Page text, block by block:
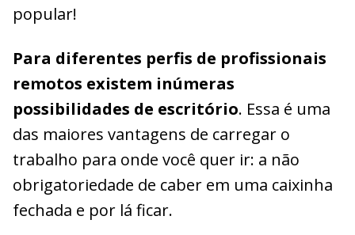
popular!
Para diferentes perfis de profissionais
remotos existem inúmeras
possibilidades de escritório. Essa é uma
das maiores vantagens de carregar o
trabalho para onde você quer ir: a não
obrigatoriedade de caber em uma caixinha
fechada e por lá ficar.